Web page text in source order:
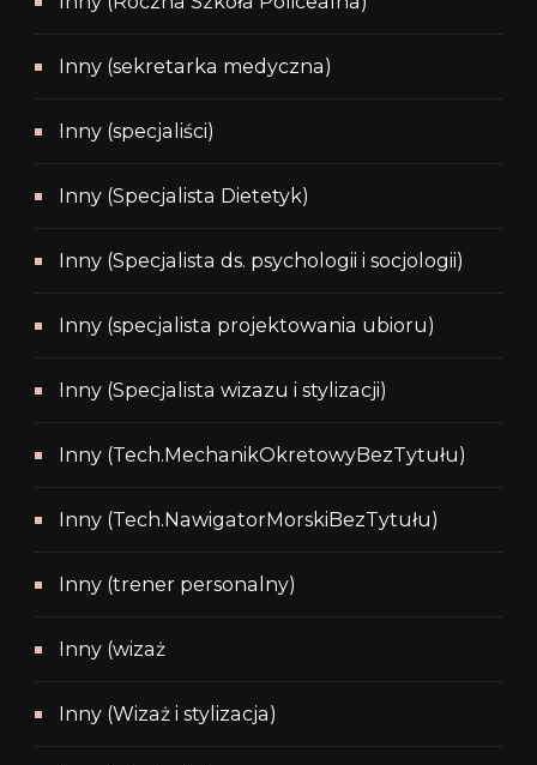
Inny (sekretarka medyczna)
Inny (specjaliści)
Inny (Specjalista Dietetyk)
Inny (Specjalista ds. psychologii i socjologii)
Inny (specjalista projektowania ubioru)
Inny (Specjalista wizazu i stylizacji)
Inny (Tech.MechanikOkretowyBezTytułu)
Inny (Tech.NawigatorMorskiBezTytułu)
Inny (trener personalny)
Inny (wizaż
Inny (Wizaż i stylizacja)